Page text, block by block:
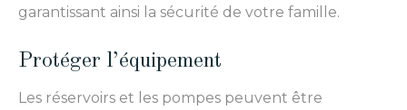
garantissant ainsi la sécurité de votre famille.
Protéger l’équipement
Les réservoirs et les pompes peuvent être